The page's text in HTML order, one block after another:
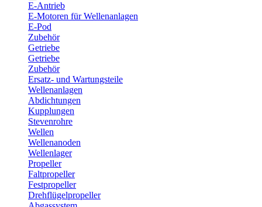
E-Antrieb
E-Motoren für Wellenanlagen
E-Pod
Zubehör
Getriebe
Getriebe
Zubehör
Ersatz- und Wartungsteile
Wellenanlagen
Abdichtungen
Kupplungen
Stevenrohre
Wellen
Wellenanoden
Wellenlager
Propeller
Faltpropeller
Festpropeller
Drehflügelpropeller